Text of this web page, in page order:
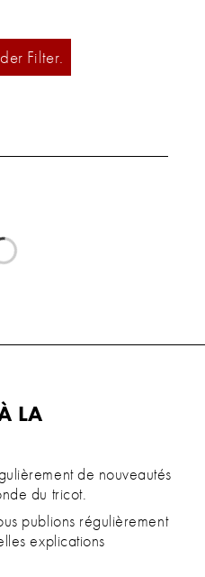
Filter.
LA
de nouveautés
du tricot.
publions régulièrement
explications